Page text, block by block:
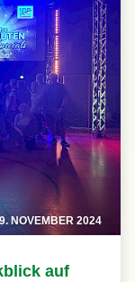
NOVEMBER 2024
auf